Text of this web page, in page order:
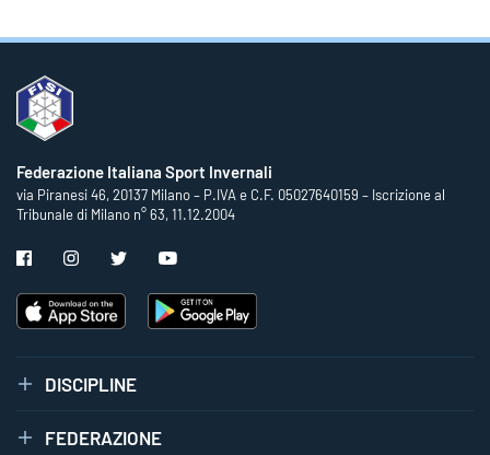
Federazione Italiana Sport Invernali
via Piranesi 46, 20137 Milano – P.IVA e C.F. 05027640159 – Iscrizione al
Tribunale di Milano n° 63, 11.12.2004
DISCIPLINE
FEDERAZIONE